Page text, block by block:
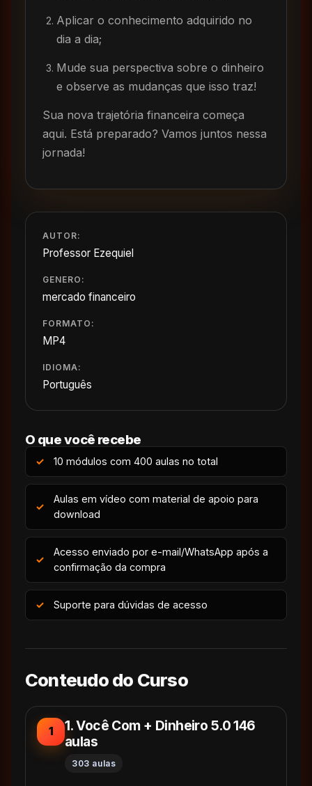
Aplicar o conhecimento adquirido no
dia a dia;
Mude sua perspectiva sobre o dinheiro
e observe as mudanças que isso traz!
Sua nova trajetória financeira começa
aqui. Está preparado? Vamos juntos nessa
jornada!
AUTOR:
Professor Ezequiel
GENERO:
mercado financeiro
FORMATO:
MP4
IDIOMA:
Português
O que você recebe
10 módulos com 400 aulas no total
Aulas em vídeo com material de apoio para
download
Acesso enviado por e-mail/WhatsApp após a
confirmação da compra
Suporte para dúvidas de acesso
Conteudo do Curso
1
1. Você Com + Dinheiro 5.0 146
aulas
303 aulas